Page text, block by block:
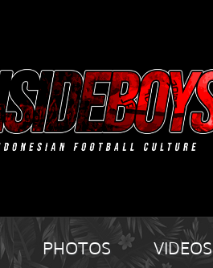
PHOTOS VIDEOS